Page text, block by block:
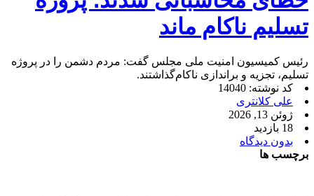
تسلیم ناکام ماند
رئیس کمیسیون امنیت ملی مجلس گفت: مردم دشمن را در پروژه
تسلیم، تجزیه و براندازی ناکام‌گذاشتند.
کد نوشته: 14040
علی کلانتری
ژوئن 13, 2026
18 بازدید
بدون دیدگاه
برچسب ها